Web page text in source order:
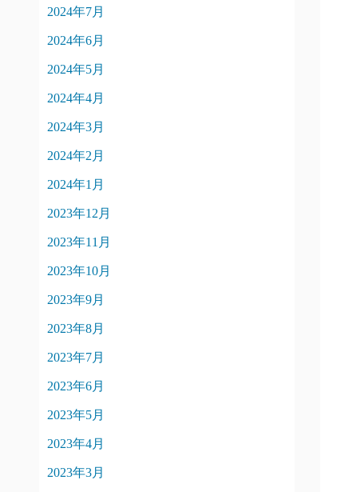
2024年7月
2024年6月
2024年5月
2024年4月
2024年3月
2024年2月
2024年1月
2023年12月
2023年11月
2023年10月
2023年9月
2023年8月
2023年7月
2023年6月
2023年5月
2023年4月
2023年3月